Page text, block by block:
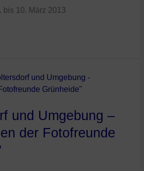
bis 10. März 2013
und Umgebung –
der Fotofreunde